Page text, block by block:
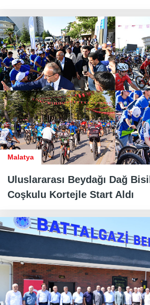
Malatya
Uluslararası Beydağı Dağ
Coşkulu Kortejle Start Aldı